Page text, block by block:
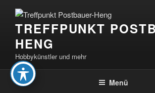
Inhalt
springenTREFFPUNKT
HENG
Hobbykünstler und mehr
Menü